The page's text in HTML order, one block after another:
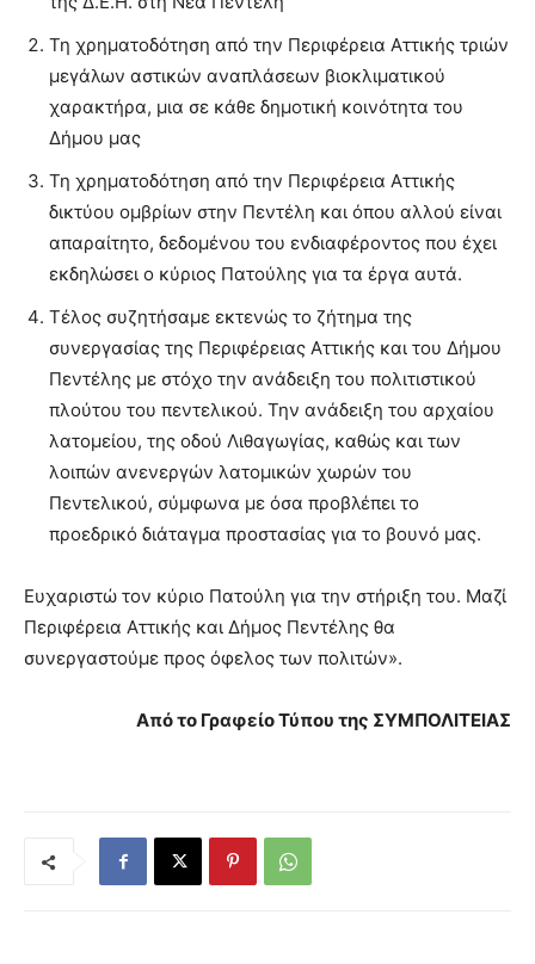
Τη χρηματοδότηση από την Περιφέρεια Αττικής τριών
μεγάλων αστικών αναπλάσεων βιοκλιματικού
χαρακτήρα, μια σε κάθε δημοτική κοινότητα του
Δήμου μας
Τη χρηματοδότηση από την Περιφέρεια Αττικής
δικτύου ομβρίων στην Πεντέλη και όπου αλλού είναι
απαραίτητο, δεδομένου του ενδιαφέροντος που έχει
εκδηλώσει ο κύριος Πατούλης για τα έργα αυτά.
Τέλος συζητήσαμε εκτενώς το ζήτημα της
συνεργασίας της Περιφέρειας Αττικής και του Δήμου
Πεντέλης με στόχο την ανάδειξη του πολιτιστικού
πλούτου του πεντελικού. Την ανάδειξη του αρχαίου
λατομείου, της οδού Λιθαγωγίας, καθώς και των
λοιπών ανενεργών λατομικών χωρών του
Πεντελικού, σύμφωνα με όσα προβλέπει το
προεδρικό διάταγμα προστασίας για το βουνό μας.
Ευχαριστώ τον κύριο Πατούλη για την στήριξη του. Μαζί
Περιφέρεια Αττικής και Δήμος Πεντέλης θα
συνεργαστούμε προς όφελος των πολιτών».
Από το Γραφείο Τύπου της ΣΥΜΠΟΛΙΤΕΙΑΣ